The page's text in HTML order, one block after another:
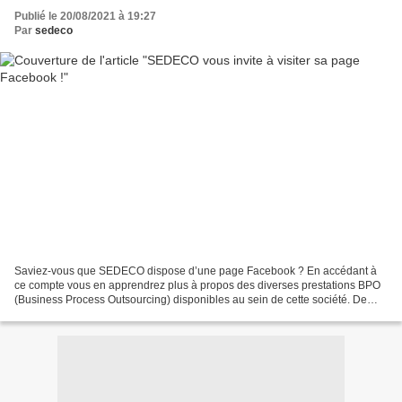
Publié le 20/08/2021 à 19:27
Par sedeco
Saviez-vous que SEDECO dispose d’une page Facebook ? En accédant à
ce compte vous en apprendrez plus à propos des diverses prestations BPO
(Business Process Outsourcing) disponibles au sein de cette société. De